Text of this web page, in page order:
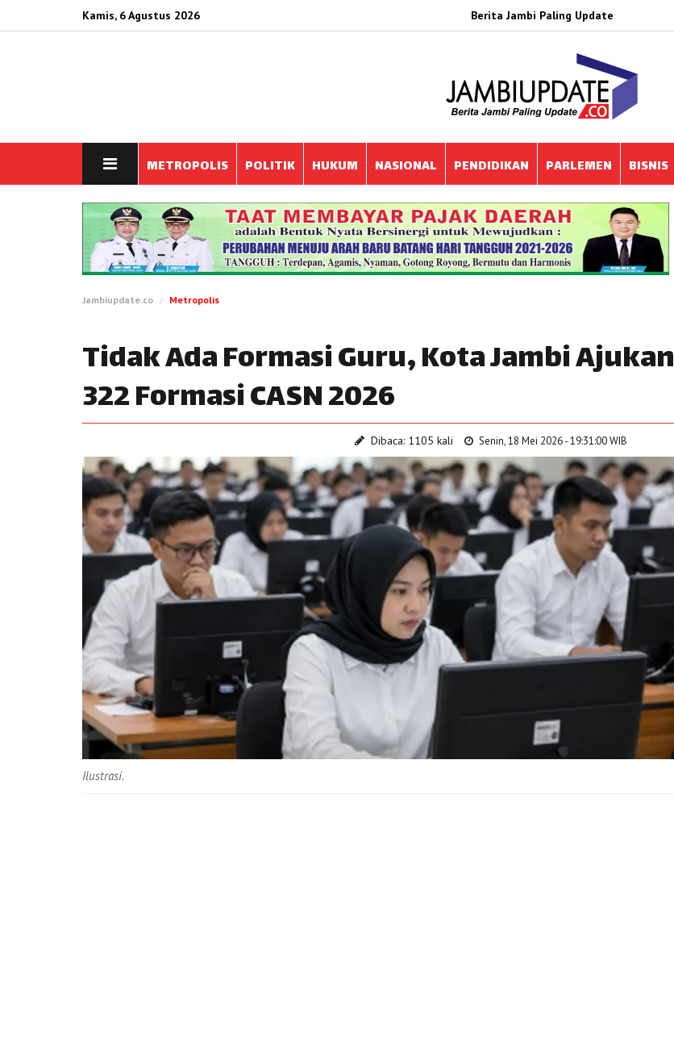
Kamis, 6 Agustus 2026 Berita Jambi Paling Update
METROPOLIS POLITIK HUKUM NASIONAL PENDIDIKAN PARLEMEN BISNIS
Jambiupdate.co Metropolis
Tidak Ada Formasi Guru, Kota Jambi Ajukan
322 Formasi CASN 2026
Dibaca: 1105 kali Senin, 18 Mei 2026 - 19:31:00 WIB
Ilustrasi.